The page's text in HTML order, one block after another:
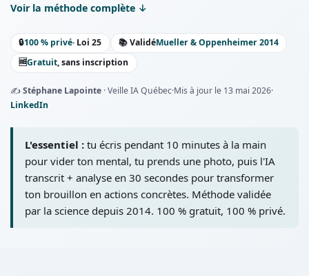
Voir la méthode complète ↓
🔒100 % privé· Loi 25 📚 ValidéMueller & Oppenheimer 2014
🆓Gratuit, sans inscription
✍️Stéphane Lapointe · Veille IA Québec·Mis à jour le 13 mai 2026·
LinkedIn
L'essentiel : tu écris pendant 10 minutes à la main
pour vider ton mental, tu prends une photo, puis l'IA
transcrit + analyse en 30 secondes pour transformer
ton brouillon en actions concrètes. Méthode validée
par la science depuis 2014. 100 % gratuit, 100 % privé.